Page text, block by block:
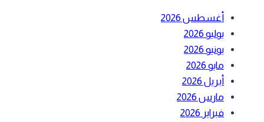
أغسطس 2026
يوليو 2026
يونيو 2026
مايو 2026
أبريل 2026
مارس 2026
فبراير 2026